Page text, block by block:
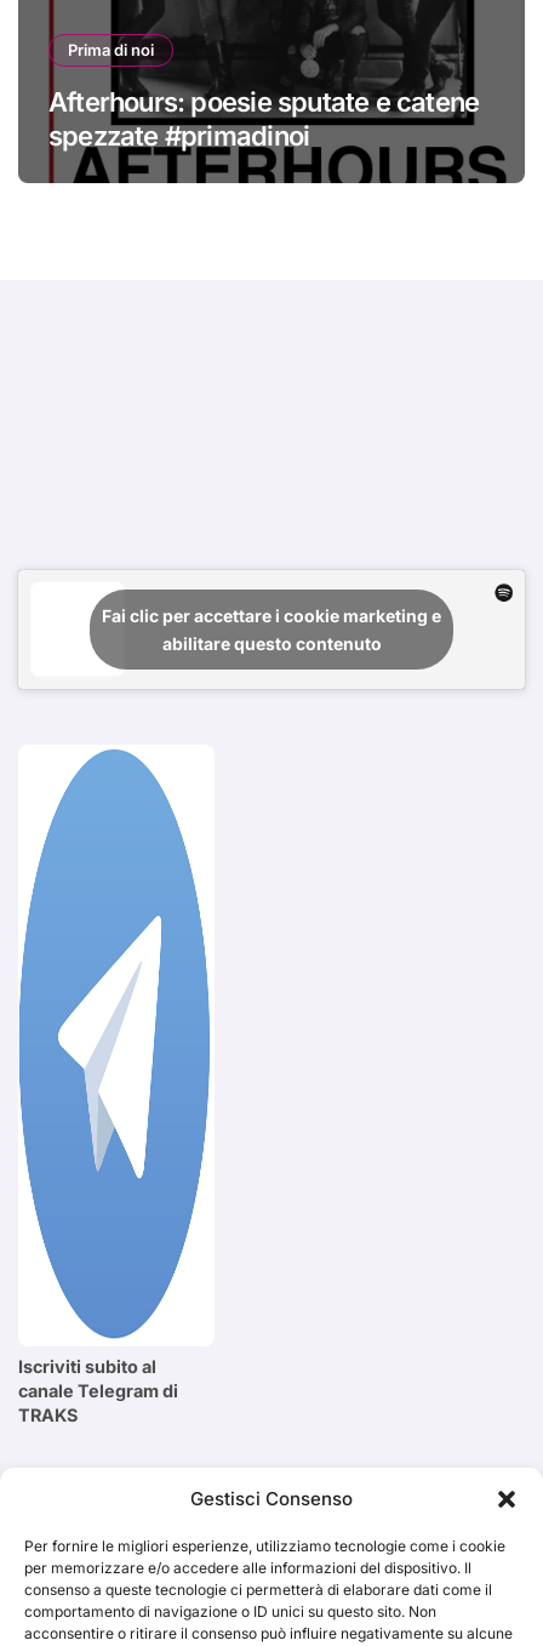
Gestisci Consenso
Per fornire le migliori esperienze, utilizziamo tecnologie come i cookie
per memorizzare e/o accedere alle informazioni del dispositivo. Il
consenso a queste tecnologie ci permetterà di elaborare dati come il
comportamento di navigazione o ID unici su questo sito. Non
acconsentire o ritirare il consenso può influire negativamente su alcune
Prima di noi
Afterhours: poesie sputate e catene
spezzate #primadinoi
Fai clic per accettare i cookie marketing e
abilitare questo contenuto
Iscriviti subito al
canale Telegram di
TRAKS
Cerca